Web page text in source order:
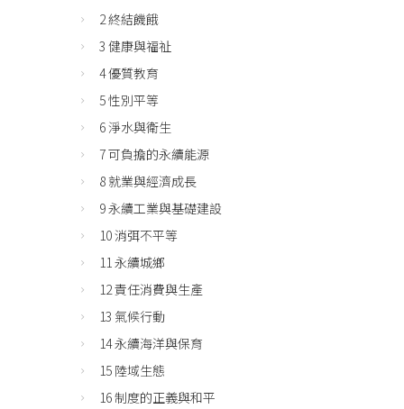
2 終結饑餓
3 健康與福祉
4 優質教育
5 性別平等
6 淨水與衛生
7 可負擔的永續能源
8 就業與經濟成長
9 永續工業與基礎建設
10 消弭不平等
11 永續城鄉
12 責任消費與生產
13 氣候行動
14 永續海洋與保育
15 陸域生態
16 制度的正義與和平